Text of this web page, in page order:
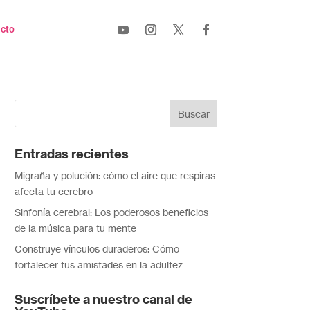
Entradas recientes
Migraña y polución: cómo el aire que respiras
afecta tu cerebro
Sinfonía cerebral: Los poderosos beneficios
de la música para tu mente
Construye vínculos duraderos: Cómo
fortalecer tus amistades en la adultez
Suscríbete a nuestro canal de